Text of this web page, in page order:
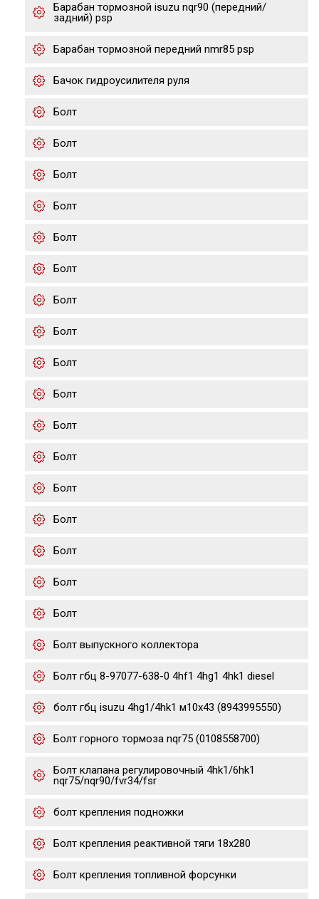
Барабан тормозной isuzu nqr90 (передний/
задний) psp
Барабан тормозной передний nmr85 psp
Бачок гидроусилителя руля
Болт
Болт
Болт
Болт
Болт
Болт
Болт
Болт
Болт
Болт
Болт
Болт
Болт
Болт
Болт
Болт
Болт
Болт выпускного коллектора
Болт гбц 8-97077-638-0 4hf1 4hg1 4hk1 diesel
болт гбц isuzu 4hg1/4hk1 м10х43 (8943995550)
Болт горного тормоза nqr75 (0108558700)
Болт клапана регулировочный 4hk1/6hk1
nqr75/nqr90/fvr34/fsr
болт крепления подножки
Болт крепления реактивной тяги 18x280
Болт крепления топливной форсунки